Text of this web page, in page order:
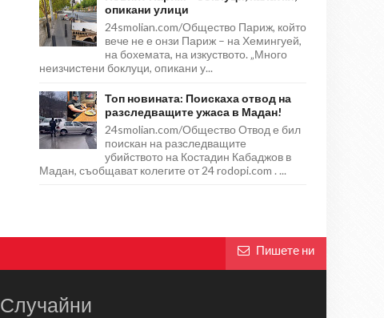
опикани улици
24smolian.com/Общество Париж, който
вече не е онзи Париж – на Хемингуей,
на бохемата, на изкуството. „Много
неизчистени боклуци, опикани у...
Топ новината: Поискаха отвод на
разследващите ужаса в Мадан!
24smolian.com/Общество Отвод е бил
поискан на разследващите
убийството на Костадин Кабаджов в
Мадан, съобщават колегите от 24 rodopi.com . ...
Пишете ни
Случайни